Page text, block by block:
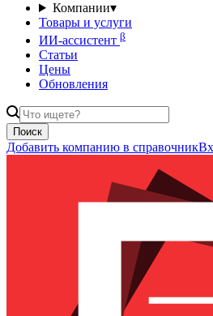
Компании▾
Товары и услуги
ИИ-ассистент β
Статьи
Цены
Обновления
Поиск
Добавить компанию в справочник